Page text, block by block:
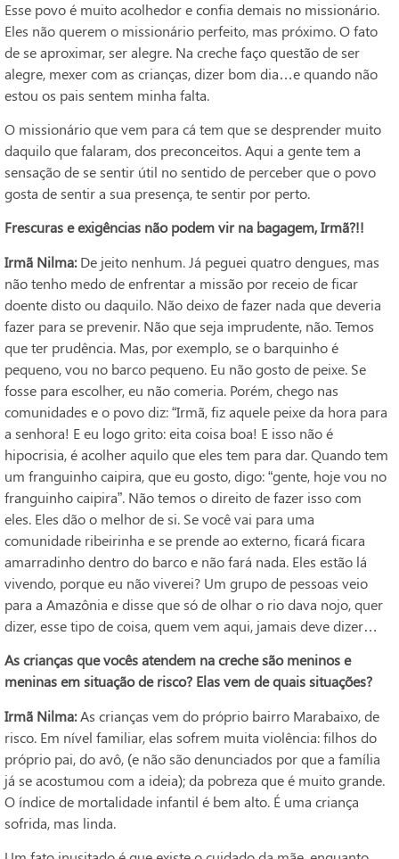
Esse povo é muito acolhedor e confia demais no missionário.
Eles não querem o missionário perfeito, mas próximo. O fato
de se aproximar, ser alegre. Na creche faço questão de ser
alegre, mexer com as crianças, dizer bom dia…e quando não
estou os pais sentem minha falta.
O missionário que vem para cá tem que se desprender muito
daquilo que falaram, dos preconceitos. Aqui a gente tem a
sensação de se sentir útil no sentido de perceber que o povo
gosta de sentir a sua presença, te sentir por perto.
Frescuras e exigências não podem vir na bagagem, Irmã?!!
Irmã Nilma:De jeito nenhum. Já peguei quatro dengues, mas
não tenho medo de enfrentar a missão por receio de ficar
doente disto ou daquilo. Não deixo de fazer nada que deveria
fazer para se prevenir. Não que seja imprudente, não. Temos
que ter prudência. Mas, por exemplo, se o barquinho é
pequeno, vou no barco pequeno. Eu não gosto de peixe. Se
fosse para escolher, eu não comeria. Porém, chego nas
comunidades e o povo diz: “Irmã, fiz aquele peixe da hora para
a senhora! E eu logo grito: eita coisa boa! E isso não é
hipocrisia, é acolher aquilo que eles tem para dar. Quando tem
um franguinho caipira, que eu gosto, digo: “gente, hoje vou no
franguinho caipira”. Não temos o direito de fazer isso com
eles. Eles dão o melhor de si. Se você vai para uma
comunidade ribeirinha e se prende ao externo, ficará ficara
amarradinho dentro do barco e não fará nada. Eles estão lá
vivendo, porque eu não viverei? Um grupo de pessoas veio
para a Amazônia e disse que só de olhar o rio dava nojo, quer
dizer, esse tipo de coisa, quem vem aqui, jamais deve dizer…
As crianças que vocês atendem na creche são meninos e
meninas em situação de risco? Elas vem de quais situações?
Irmã Nilma:As crianças vem do próprio bairro Marabaixo, de
risco. Em nível familiar, elas sofrem muita violência: filhos do
próprio pai, do avô, (e não são denunciados por que a família
já se acostumou com a ideia); da pobreza que é muito grande.
O índice de mortalidade infantil é bem alto. É uma criança
sofrida, mas linda.